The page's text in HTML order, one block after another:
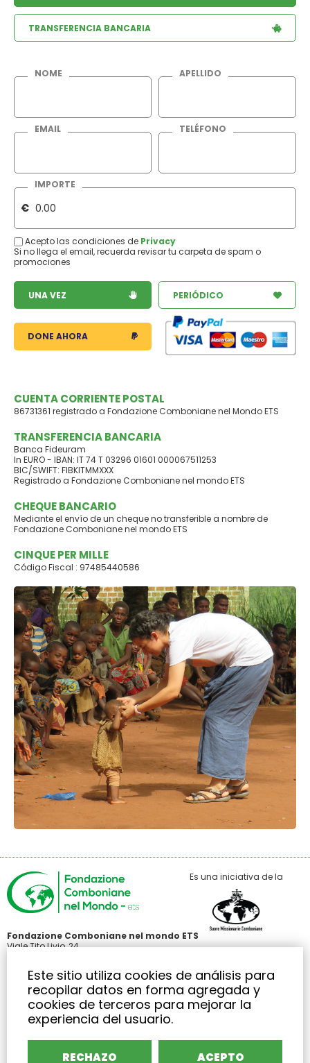
Este sitio utiliza cookies de análisis para
recopilar datos en forma agregada y
cookies de terceros para mejorar la
experiencia del usuario.
RECHAZO ACEPTO
TRANSFERENCIA BANCARIA
NOME APELLIDO
EMAIL TELÉFONO
IMPORTE
€
Acepto las condiciones de Privacy
Si no llega el email, recuerda revisar tu carpeta de spam o
promociones
UNA VEZ PERIÓDICO
DONE AHORA
CUENTA CORRIENTE POSTAL
86731361 registrado a Fondazione Comboniane nel Mondo ETS
TRANSFERENCIA BANCARIA
Banca Fideuram
In EURO - IBAN: IT 74 T 03296 01601 000067511253
BIC/SWIFT: FIBKITMMXXX
Registrado a Fondazione Comboniane nel mondo ETS
CHEQUE BANCARIO
Mediante el envío de un cheque no transferible a nombre de
Fondazione Comboniane nel mondo ETS
CINQUE PER MILLE
Código Fiscal : 97485440586
Es una iniciativa de la
Fondazione Comboniane nel mondo ETS
Viale Tito Livio, 24
+39 371 3426414
info@fondazionecombonianenelmondo.org
EURO IBAN: IT 74 T 03296 01601 000067511253
Area riservata